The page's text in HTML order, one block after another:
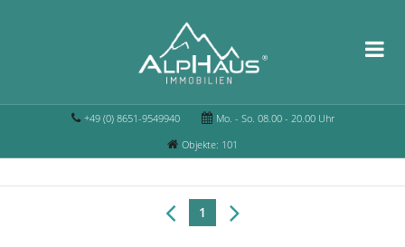
+49 (0) 8651-9549940
Mo. - So. 08.00 - 20.00 Uhr
Objekte: 101
1